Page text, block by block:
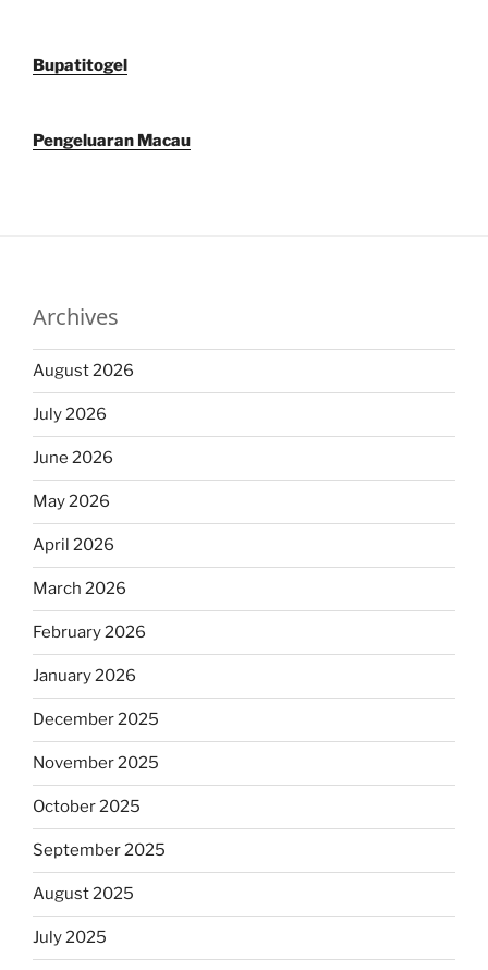
Bupatitogel
Pengeluaran Macau
Archives
August 2026
July 2026
June 2026
May 2026
April 2026
March 2026
February 2026
January 2026
December 2025
November 2025
October 2025
September 2025
August 2025
July 2025